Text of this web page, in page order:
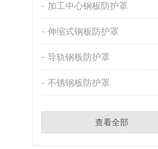
加工中心钢板防护罩
伸缩式钢板防护罩
导轨钢板防护罩
不锈钢板防护罩
查看全部